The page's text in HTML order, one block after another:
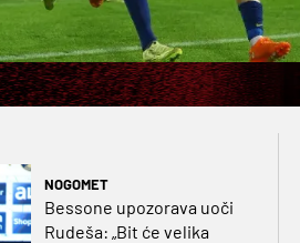
NOGOMET
Bessone upozorava uoči
Rudeša: „Bit će velika